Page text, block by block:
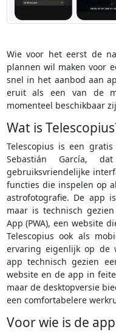
Wie voor het eerst de
plannen wil maken voor
snel in het aanbod aan
eruit als een van de
momenteel beschikbaar
Wat is
Telescopius is een
Sebastián García,
gebruiksvriendelijke
functies die inspelen op
astrofotografie. De app
maar is technisch
App (PWA), een website
Telescopius ook als
ervaring eigenlijk op de
app technisch gezien
website en de app in
maar de desktopversie
een comfortabelere
Voor wie is de